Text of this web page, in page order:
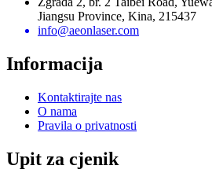
Jiangsu Province, Kina, 215437
info@aeonlaser.com
Informacija
Kontaktirajte nas
O nama
Pravila o privatnosti
Upit za cjenik